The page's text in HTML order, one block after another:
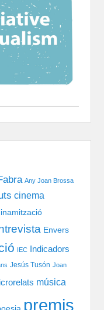
Any Joan Brossa
cinema
Envers
IEC
Indicadors
Jesús Tusón Joan
música
premis